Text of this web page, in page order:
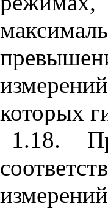
которых
1.18.